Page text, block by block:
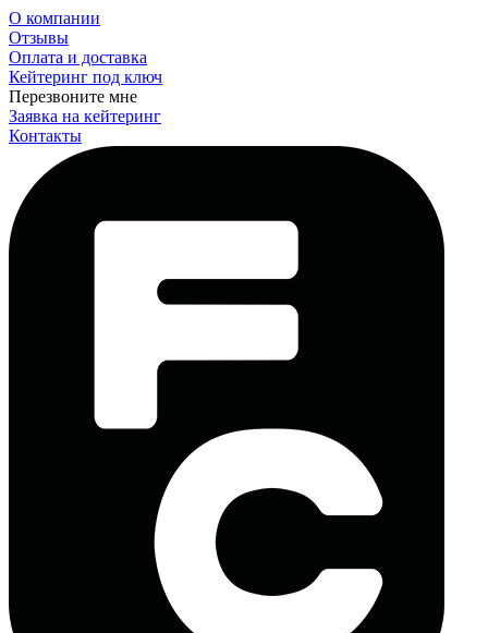
О компании
Отзывы
Оплата и доставка
Кейтеринг под ключ
Перезвоните мне
Заявка на кейтеринг
Контакты